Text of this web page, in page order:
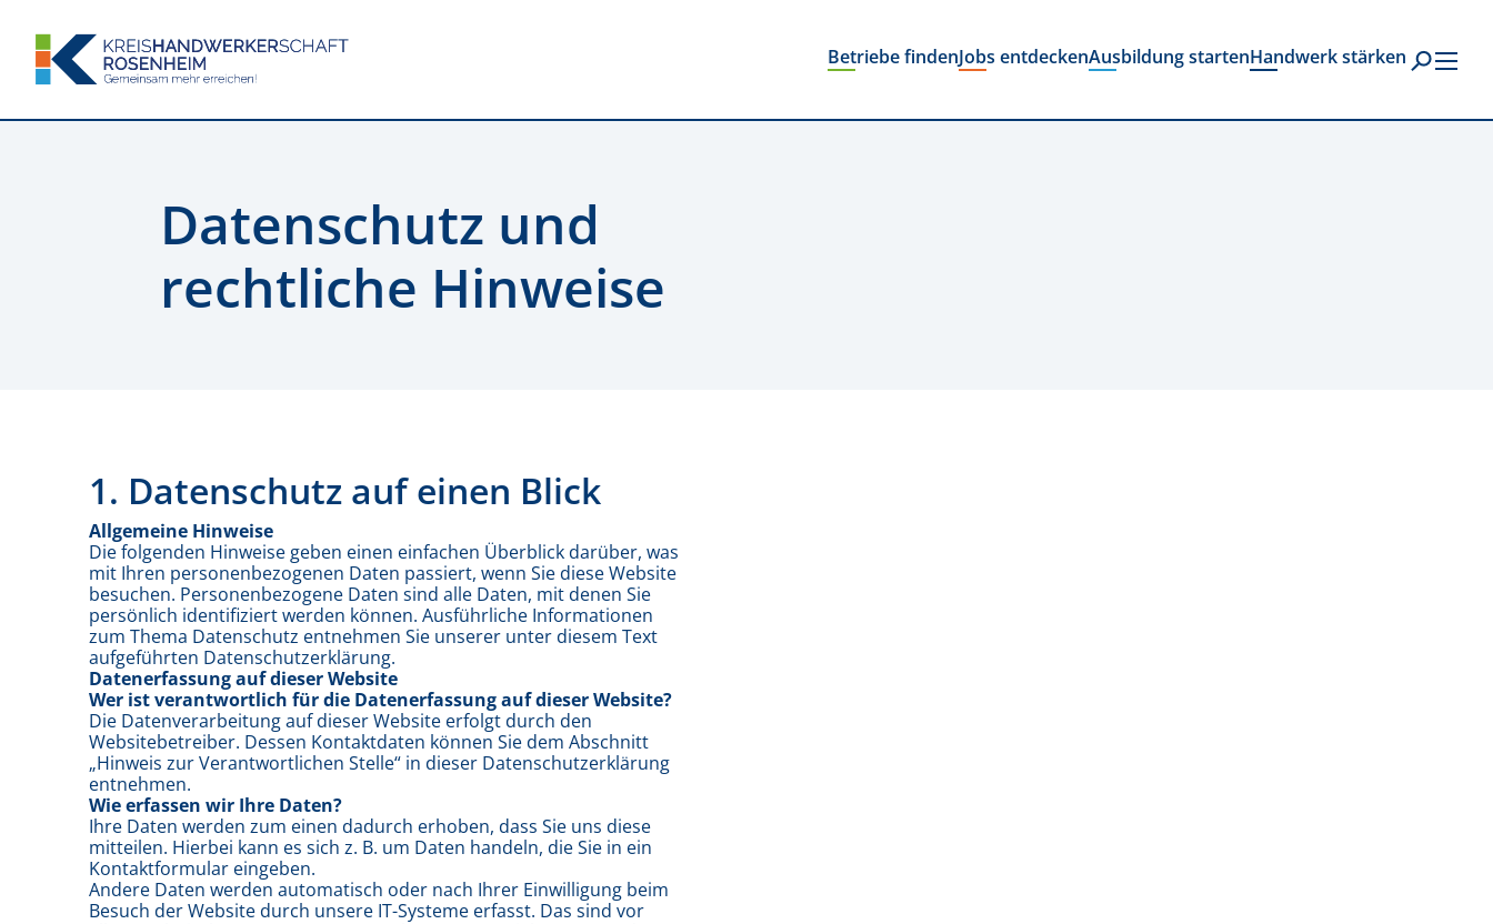
Betriebe findenJobs entdeckenAusbildung startenHandwerk stärken
Datenschutz und
rechtliche Hinweise
1. Datenschutz auf einen Blick
Allgemeine Hinweise
Die folgenden Hinweise geben einen einfachen Überblick darüber, was
mit Ihren personenbezogenen Daten passiert, wenn Sie diese Website
besuchen. Personenbezogene Daten sind alle Daten, mit denen Sie
persönlich identifiziert werden können. Ausführliche Informationen
zum Thema Datenschutz entnehmen Sie unserer unter diesem Text
aufgeführten Datenschutzerklärung.
Datenerfassung auf dieser Website
Wer ist verantwortlich für die Datenerfassung auf dieser Website?
Die Datenverarbeitung auf dieser Website erfolgt durch den
Websitebetreiber. Dessen Kontaktdaten können Sie dem Abschnitt
„Hinweis zur Verantwortlichen Stelle“ in dieser Datenschutzerklärung
entnehmen.
Wie erfassen wir Ihre Daten?
Ihre Daten werden zum einen dadurch erhoben, dass Sie uns diese
mitteilen. Hierbei kann es sich z. B. um Daten handeln, die Sie in ein
Kontaktformular eingeben.
Andere Daten werden automatisch oder nach Ihrer Einwilligung beim
Besuch der Website durch unsere IT-Systeme erfasst. Das sind vor